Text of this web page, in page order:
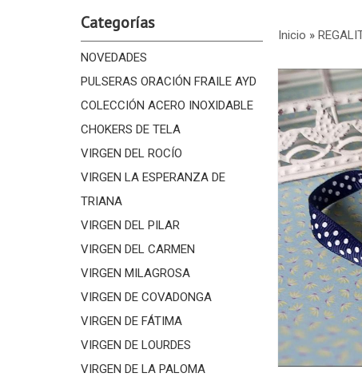
Categorías
NOVEDADES
PULSERAS ORACIÓN FRAILE AYD
COLECCIÓN ACERO INOXIDABLE
CHOKERS DE TELA
VIRGEN DEL ROCÍO
VIRGEN LA ESPERANZA DE
TRIANA
VIRGEN DEL PILAR
VIRGEN DEL CARMEN
VIRGEN MILAGROSA
VIRGEN DE COVADONGA
VIRGEN DE FÁTIMA
VIRGEN DE LOURDES
VIRGEN DE LA PALOMA
Inicio »